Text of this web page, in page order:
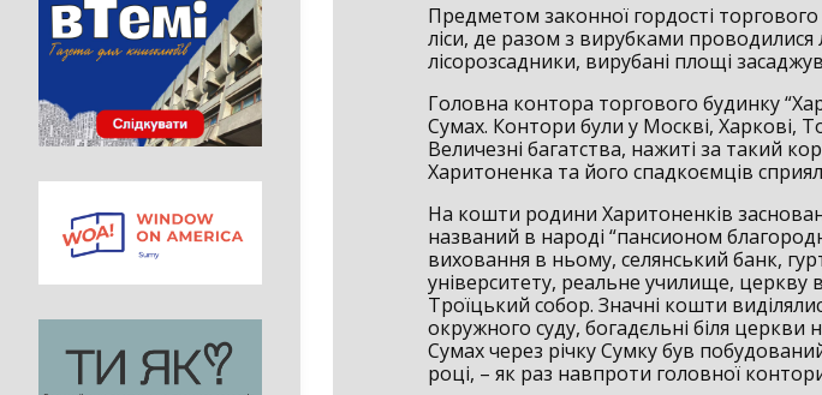
Предметом законної гордості
ліси, де разом з вирубками проводилися
лісорозсадники, вирубані площі
Головна контора торгового будинку
Сумах. Контори були у Москві, Харкові,
Величезні багатства, нажиті за такий
Харитоненка та його спадкоємців
На кошти родини Харитоненків
названий в народі “пансионом
виховання в ньому, селянський банк,
університету, реальне училище, церкву
Троїцький собор. Значні кошти
окружного суду, богадєльні біля
Сумах через річку Сумку був
році, – як раз навпроти головної